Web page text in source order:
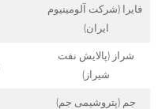
فایرا (شرکت آلومینیوم
ایران)
شراز (پالایش نفت
شیراز)
جم (پتروشیمی جم)